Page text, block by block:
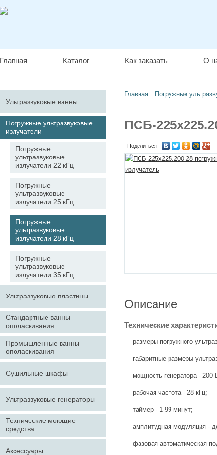
Главная Каталог Как заказать О
Ультразвуковые ванны
Погружные ультразвуковые
излучатели
Погружные
ультразвуковые
излучатели 22 кГц
Погружные
ультразвуковые
излучатели 25 кГц
Погружные
ультразвуковые
излучатели 28 кГц
Погружные
ультразвуковые
излучатели 35 кГц
Ультразвуковые пластины
Стандартные ванны
ополаскивания
Промышленные ванны
ополаскивания
Сушильные шкафы
Ультразвуковые генераторы
Технические моющие
средства
Аксессуары
Главная Погружные
ПСБ-
Поделиться
Описание
Технические
размеры погружного
габаритные размеры
мощность генератора - 200
рабочая частота - 28 кГц;
таймер - 1-99 минут;
амплитудная модуляция -
фазовая автоматическая